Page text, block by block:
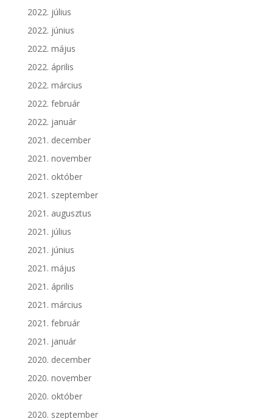
2022. július
2022. június
2022. május
2022. április
2022. március
2022. február
2022. január
2021. december
2021. november
2021. október
2021. szeptember
2021. augusztus
2021. július
2021. június
2021. május
2021. április
2021. március
2021. február
2021. január
2020. december
2020. november
2020. október
2020. szeptember